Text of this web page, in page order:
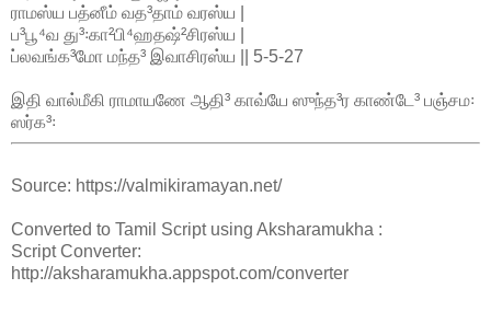
ராமஸ்ய பத்னீம் வத³தாம் வரஸ்ய |
ப³பூ⁴வ து³꞉கா²பி⁴ஹதஷ்²சிரஸ்ய |
ப்லவங்க³மோ மந்த³ இவாசிரஸ்ய || 5-5-27
இதி வால்மீகி ராமாயணே ஆதி³ காவ்யே ஸுந்த³ர காண்டே³ பஞ்சம꞉
ஸர்க³꞉
Source: https://valmikiramayan.net/
Converted to Tamil Script using Aksharamukha :
Script Converter:
http://aksharamukha.appspot.com/converter